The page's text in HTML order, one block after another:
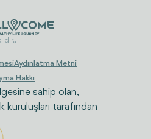
Aydınlatma Metni
Hakkı
sahip olan,
kuruluşları tarafından